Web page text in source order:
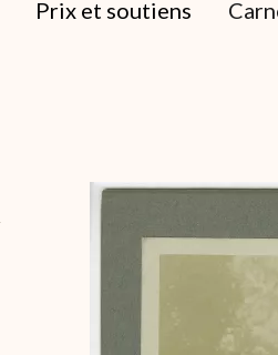
Prix et soutiens
Archive